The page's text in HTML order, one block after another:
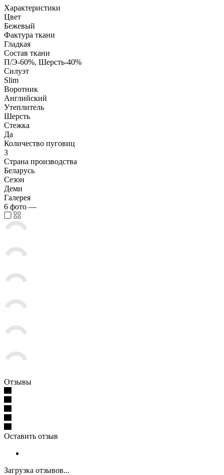
Характеристики
Цвет
Бежевый
Фактура ткани
Гладкая
Состав ткани
П/Э-60%, Шерсть-40%
Силуэт
Slim
Воротник
Английский
Утеплитель
Шерсть
Стежка
Да
Количество пуговиц
3
Страна производства
Беларусь
Сезон
Деми
Галерея
6 фото —
Отзывы
Оставить отзыв
Загрузка отзывов...